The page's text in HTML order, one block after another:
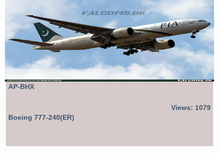
AP-BHX
Views: 1079
Boeing 777-240(ER)